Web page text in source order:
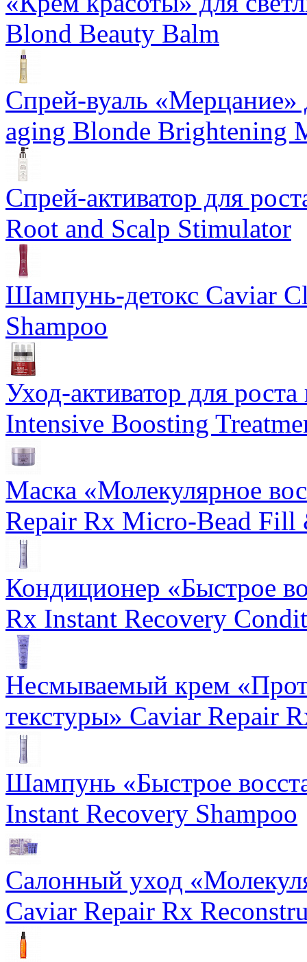
Blond Beauty Balm
Спрей-вуаль «Мерцание»
aging Blonde Brightening
Спрей-активатор для
Root and Scalp Stimulator
Шампунь-детокс Caviar
Shampoo
Уход-активатор для
Intensive Boosting
Маска «Молекулярное
Repair Rx Micro-Bead Fill
Кондиционер «Быстрое
Rx Instant Recovery
Несмываемый крем
текстуры» Caviar Repair
Шампунь «Быстрое
Instant Recovery Shampoo
Салонный уход
Caviar Repair Rx